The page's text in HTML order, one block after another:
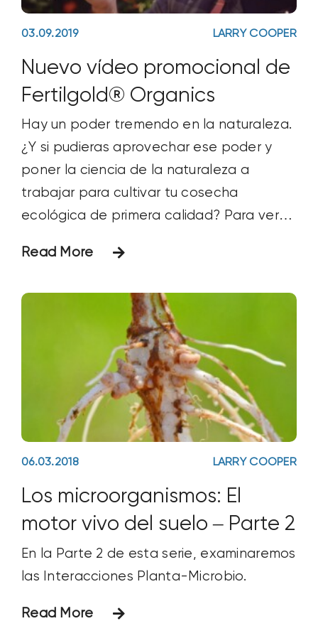
03.09.2019 LARRY COOPER
Nuevo vídeo promocional de
Fertilgold® Organics
Hay un poder tremendo en la naturaleza.
¿Y si pudieras aprovechar ese poder y
poner la ciencia de la naturaleza a
trabajar para cultivar tu cosecha
ecológica de primera calidad? Para ver
Read More
06.03.2018 LARRY COOPER
Los microorganismos: El
motor vivo del suelo – Parte 2
En la Parte 2 de esta serie, examinaremos
las Interacciones Planta-Microbio.
Read More